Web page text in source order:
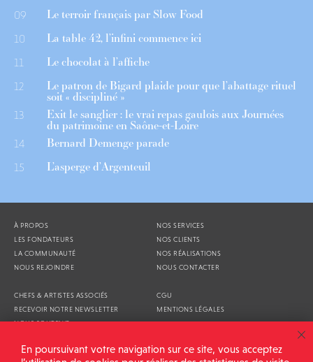
09 Le terroir français par Slow Food
10 La table 42, l’infini commence ici
11 Le chocolat à l’affiche
12 Le patron de Bigard plaide pour que l’abattage rituel
soit « discipliné »
13 Exit le sanglier : le vrai repas gaulois aux Journées
du patrimoine en Saône-et-Loire
14 Bernard Demenge parade
15 L’asperge d’Argenteuil
À PROPOS
LES FONDATEURS
LA COMMUNAUTÉ
NOUS REJOINDRE
NOS SERVICES
NOS CLIENTS
NOS RÉALISATIONS
NOUS CONTACTER
CHEFS & ARTISTES ASSOCIÉS
RECEVOIR NOTRE NEWSLETTER
NOUS SOUTENIR
CGU
MENTIONS LÉGALES
En poursuivant votre navigation sur ce site, vous acceptez